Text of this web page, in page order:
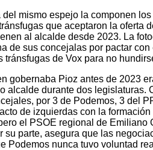
del mismo espejo la componen
que aceptaron la oferta
al alcalde desde 2023. La
de sus concejalas por pactar
tránsfugas de Vox para no
gobernaba Pioz antes de 2023
alcalde durante dos legislaturas.
por 3 de Podemos, 3 del
de izquierdas con la
el PSOE regional de Emiliano
su parte, asegura que las
Podemos nunca tuvo voluntad